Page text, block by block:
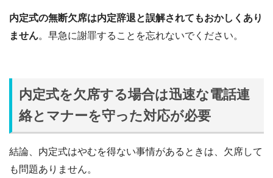
内定式の無断欠席は内定辞退と誤解されてもおかしくあり
ません。早急に謝罪することを忘れないでください。
内定式を欠席する場合は迅速な電話連
絡とマナーを守った対応が必要
結論、内定式はやむを得ない事情があるときは、欠席して
も問題ありません。